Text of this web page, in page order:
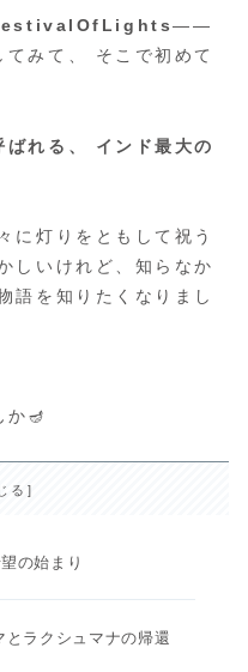
――
てみて、 そこで初めて
れる、 インド最大の
に灯りをともして祝う
いけれど、知らなか
語を知りたくなりまし
か🪔
の始まり
ラクシュマナの帰還